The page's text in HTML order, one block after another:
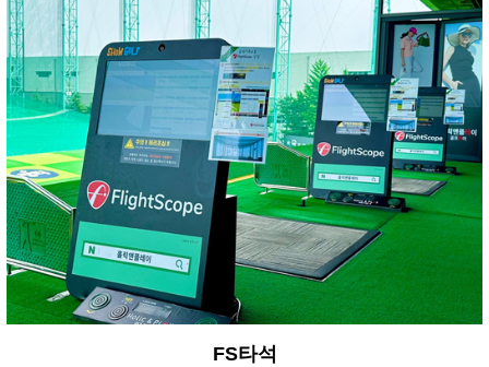
FS타석